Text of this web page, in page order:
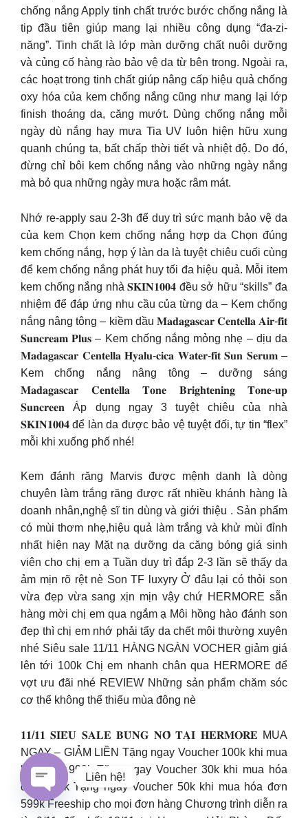
chống nắng Apply tinh chất trước bước chống nắng là
tip đầu tiên giúp mang lại nhiều công dụng “đa-zi-
năng”. Tinh chất là lớp màn dưỡng chất nuôi dưỡng
và củng cố hàng rào bảo vệ da từ bên trong. Ngoài ra,
các hoạt trong tinh chất giúp nâng cấp hiệu quả chống
oxy hóa của kem chống nắng cũng như mang lại lớp
finish thoáng da, căng mướt. Dùng chống nắng mỗi
ngày dù nắng hay mưa Tia UV luôn hiện hữu xung
quanh chúng ta, bất chấp thời tiết và nhiệt độ. Do đó,
đừng chỉ bôi kem chống nắng vào những ngày nắng
mà bỏ qua những ngày mưa hoặc râm mát.
Nhớ re-apply sau 2-3h để duy trì sức mạnh bảo vệ da
của kem Chọn kem chống nắng hợp da Chọn đúng
kem chống nắng, hợp ý làn da là tuyệt chiêu cuối cùng
để kem chống nắng phát huy tối đa hiệu quả. Mỗi item
kem chống nắng nhà 𝐒𝐊𝐈𝐍𝟏𝟎𝟎𝟒 đều sở hữu “skills” đa
nhiệm để đáp ứng nhu cầu của từng da – Kem chống
nắng nâng tông – kiềm dầu 𝐌𝐚𝐝𝐚𝐠𝐚𝐬𝐜𝐚𝐫 𝐂𝐞𝐧𝐭𝐞𝐥𝐥𝐚 𝐀𝐢𝐫-𝐟𝐢𝐭
𝐒𝐮𝐧𝐜𝐫𝐞𝐚𝐦 𝐏𝐥𝐮𝐬 – Kem chống nắng mỏng nhẹ – dịu da
𝐌𝐚𝐝𝐚𝐠𝐚𝐬𝐜𝐚𝐫 𝐂𝐞𝐧𝐭𝐞𝐥𝐥𝐚 𝐇𝐲𝐚𝐥𝐮-𝐜𝐢𝐜𝐚 𝐖𝐚𝐭𝐞𝐫-𝐟𝐢𝐭 𝐒𝐮𝐧 𝐒𝐞𝐫𝐮𝐦 –
Kem chống nắng nâng tông – dưỡng sáng
𝐌𝐚𝐝𝐚𝐠𝐚𝐬𝐜𝐚𝐫 𝐂𝐞𝐧𝐭𝐞𝐥𝐥𝐚 𝐓𝐨𝐧𝐞 𝐁𝐫𝐢𝐠𝐡𝐭𝐞𝐧𝐢𝐧𝐠 𝐓𝐨𝐧𝐞-𝐮𝐩
𝐒𝐮𝐧𝐜𝐫𝐞𝐞𝐧 Áp dụng ngay 3 tuyệt chiêu của nhà
𝐒𝐊𝐈𝐍𝟏𝟎𝟎𝟒 để làn da được bảo vệ tuyệt đối, tự tin “flex”
mỗi khi xuống phố nhé!
Kem đánh răng Marvis được mệnh danh là dòng
chuyên làm trắng răng được rất nhiều khánh hàng là
doanh nhân,nghệ sĩ tin dùng và giới thiệu . Sản phẩm
có mùi thơm nhẹ,hiệu quả làm trắng và khử mùi đỉnh
nhất hiện nay Mặt nạ dưỡng da căng bóng giá sinh
viên cho chị em ạ Tuần duy trì đắp 2-3 lần sẽ thấy da
ảm mịn rõ rệt nè Son TF luxyry Ở đâu lại có thỏi son
vừa đẹp vừa sang xịn mịn vậy chứ HERMORE sẵn
hàng mời chị em qua ngắm ạ Môi hồng hào đánh son
đẹp thì chị em nhớ phải tẩy da chết môi thường xuyên
nhé Siêu sale 11/11 HÀNG NGÀN VOCHER giảm giá
lên tới 100k Chị em nhanh chân qua HERMORE để
vợt ưu đãi nhé REVIEW Những sản phẩm chăm sóc
cơ thể không thể thiếu mùa đông nè
𝟏𝟏/𝟏𝟏 𝐒𝐈𝐄̂𝐔 𝐒𝐀𝐋𝐄 𝐁𝐔̀𝐍𝐆 𝐍𝐎̂̉ 𝐓𝐀̣𝐈 𝐇𝐄𝐑𝐌𝐎𝐑𝐄 MUA
NGAY – GIẢM LIỀN Tặng ngay Voucher 100k khi mua
hóa đơn 999k Tặng ngay Voucher 30k khi mua hóa
đơn 399k Tặng ngay Voucher 50k khi mua hóa đơn
599k Freeship cho mọi đơn hàng Chương trình diễn ra
Liên hệ!
Open